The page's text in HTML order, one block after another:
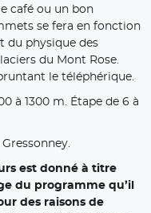
café ou un bon
se fera en fonction
du physique des
du Mont Rose.
le téléphérique.
à 1300 m. Étape de 6 à
est donné à titre
du programme qu’il
des raisons de